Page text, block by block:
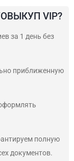
VIP?
за 1 день без
приближенную
полную
документов.